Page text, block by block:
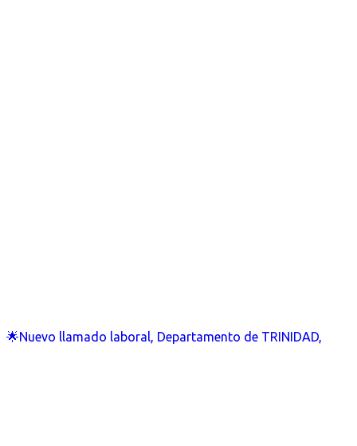
🌟Nuevo llamado laboral, Departamento de TRINIDAD,